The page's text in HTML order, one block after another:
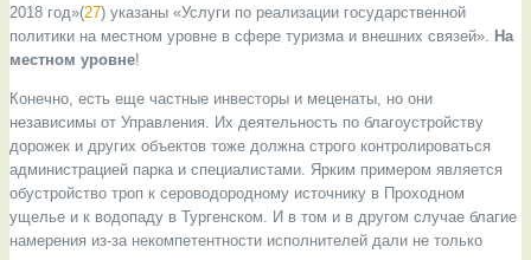
2018 год»(27) указаны «Услуги по реализации государственной
политики на местном уровне в сфере туризма и внешних связей». На
местном уровне!
Конечно, есть еще частные инвесторы и меценаты, но они
независимы от Управления. Их деятельность по благоустройству
дорожек и других объектов тоже должна строго контролироваться
администрацией парка и специалистами. Ярким примером является
обустройство троп к сероводородному источнику в Проходном
ущелье и к водопаду в Тургенском. И в том и в другом случае благие
намерения из-за некомпетентности исполнителей дали не только